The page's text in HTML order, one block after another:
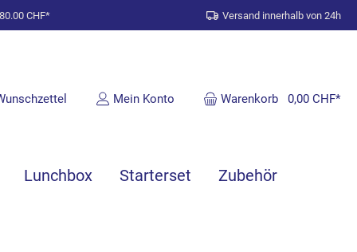
CHF* Versand innerhalb von 24h
Mein Konto Warenkorb 0,00 CHF*
Lunchbox Starterset Zubehör